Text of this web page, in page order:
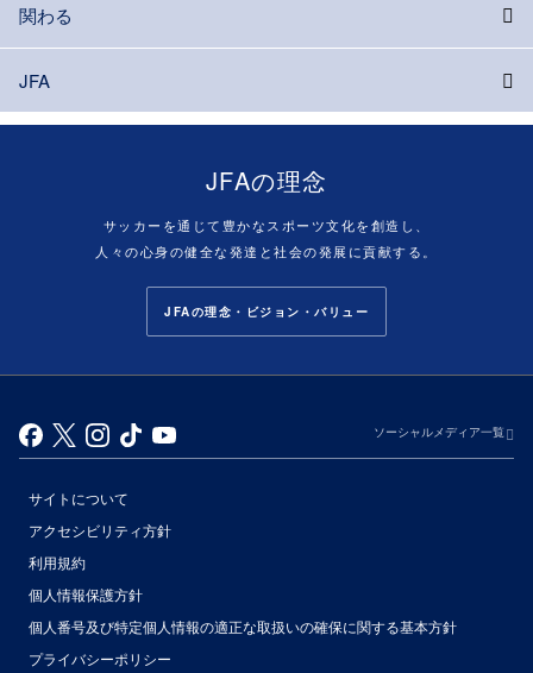
関わる
JFA
JFAの理念
サッカーを通じて豊かなスポーツ文化を創造し、
人々の心身の健全な発達と社会の発展に貢献する。
JFAの理念・ビジョン・バリュー
ソーシャルメディア一覧
サイトについて
アクセシビリティ方針
利用規約
個人情報保護方針
個人番号及び特定個人情報の適正な取扱いの確保に関する基本方針
プライバシーポリシー